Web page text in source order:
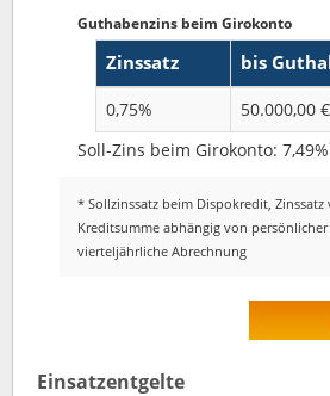
Guthabenzins beim Girokonto
Zinssatz bis
0,75%
50.000,00 €
Soll-Zins beim Girokonto: 7,49%
* Sollzinssatz beim Dispokredit, Zinssatz
Kreditsumme abhängig von persönlicher
vierteljährliche Abrechnung
Einsatzentgelte